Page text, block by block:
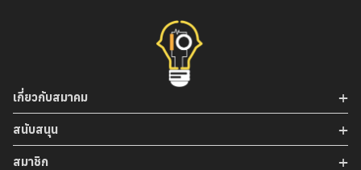
เกี่ยวกับสมาคม
สนับสนุน
สมาชิก